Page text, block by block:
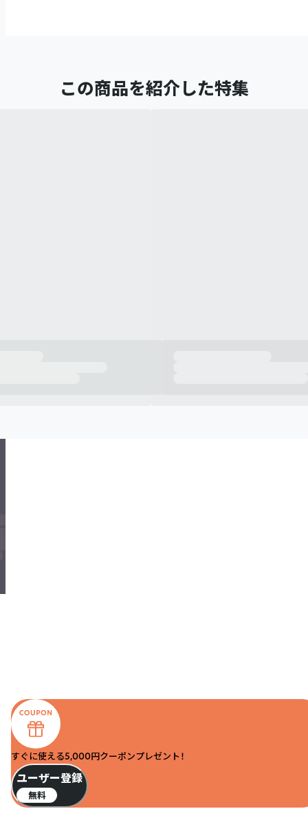
この商品を紹介した特集
すぐに使える5,000円クーポンプレゼント！
ユーザー登録
無料